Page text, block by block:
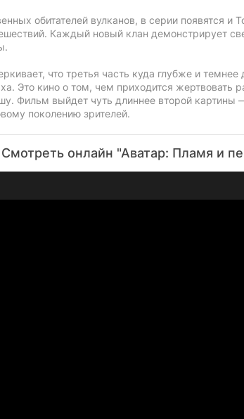
обитателей вулканов, в серии появятся и
Каждый новый клан демонстрирует
что третья часть куда глубже и
Это кино о том, чем приходится жертвовать
Фильм выйдет чуть длиннее второй картины
поколению зрителей.
Смотреть онлайн "Аватар: Пламя и